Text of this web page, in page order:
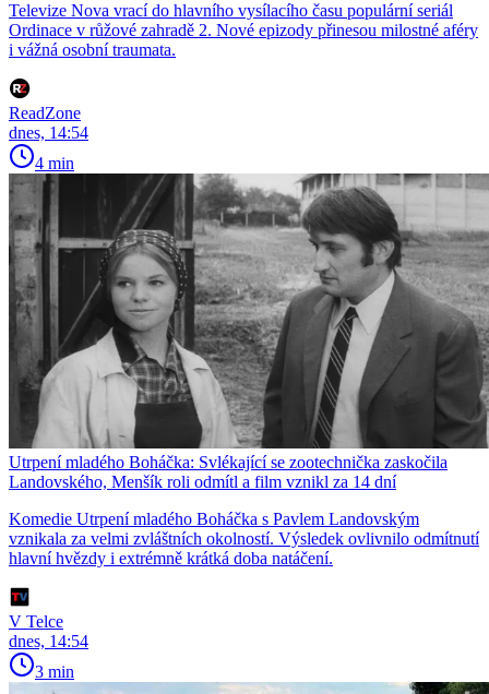
Televize Nova vrací do hlavního vysílacího času populární seriál
Ordinace v růžové zahradě 2. Nové epizody přinesou milostné aféry
i vážná osobní traumata.
ReadZone
dnes, 14:54
4 min
Utrpení mladého Boháčka: Svlékající se zootechnička zaskočila
Landovského, Menšík roli odmítl a film vznikl za 14 dní
Komedie Utrpení mladého Boháčka s Pavlem Landovským
vznikala za velmi zvláštních okolností. Výsledek ovlivnilo odmítnutí
hlavní hvězdy i extrémně krátká doba natáčení.
V Telce
dnes, 14:54
3 min